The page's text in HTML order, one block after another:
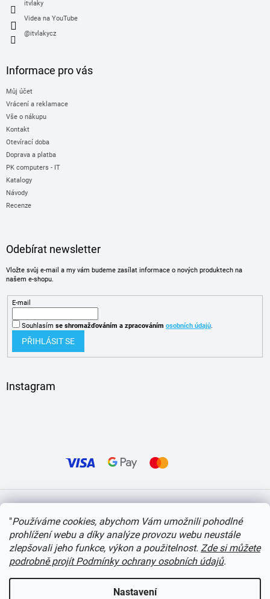
"Používáme cookies, abychom Vám umožnili pohodlné
prohlížení webu a díky analýze provozu webu neustále
zlepšovali jeho funkce, výkon a použitelnost. Zde si můžete
podrobně projít Podmínky ochrany osobních údajů.
Nastavení
itvlaky
Videa na YouTube
@itvlakycz
Informace pro vás
Můj účet
Vrácení a reklamace
Vše o nákupu
Kontakt
Otevírací doba
Doprava a platba
PK computers - IT
Katalogy
Návody
Recenze
Odebírat newsletter
Vložte svůj e-mail a my vám budeme zasílat informace o nových produktech na
našem e-shopu.
E-mail
Souhlasím se shromažďováním a zpracováním osobních údajů.
PŘIHLÁSIT SE
Instagram
Copyright 2026itvlaky.cz . Všechna práva vyhrazena. Upravit nastavení cookies